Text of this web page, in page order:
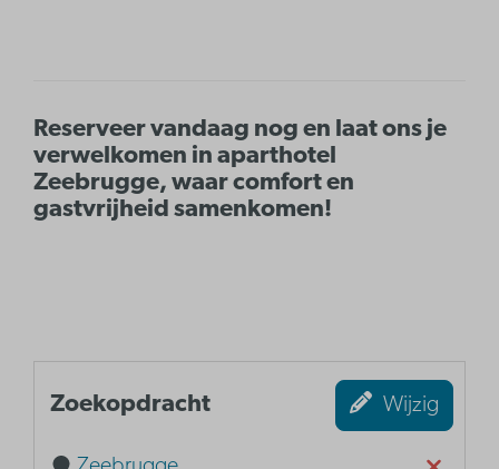
Reserveer vandaag nog en laat ons je
verwelkomen in aparthotel
Zeebrugge, waar comfort en
gastvrijheid samenkomen!
Zoekopdracht Wijzig